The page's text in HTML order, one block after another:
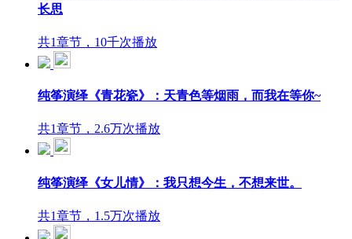
长思
共1章节，10千次播放
纯筝演绎《青花瓷》：天青色等烟雨，而我在等你~
共1章节，2.6万次播放
纯筝演绎《女儿情》：我只想今生，不想来世。
共1章节，1.5万次播放